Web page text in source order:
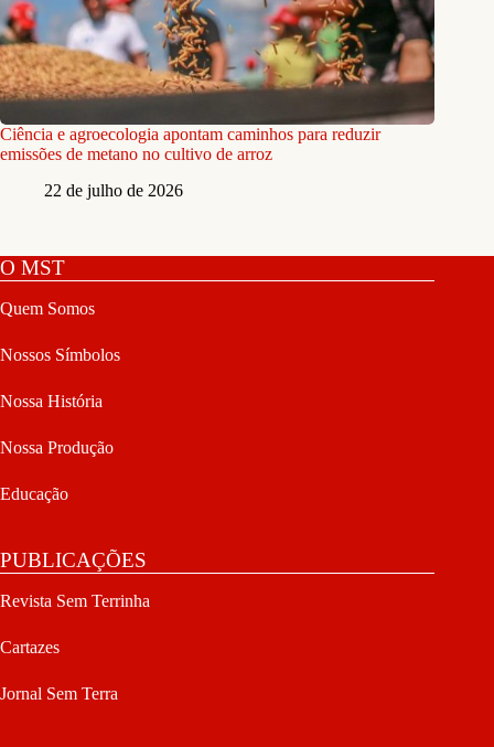
Ciência e agroecologia apontam caminhos para reduzir
emissões de metano no cultivo de arroz
22 de julho de 2026
O MST
Quem Somos
Nossos Símbolos
Nossa História
Nossa Produção
Educação
PUBLICAÇÕES
Revista Sem Terrinha
Cartazes
Jornal Sem Terra